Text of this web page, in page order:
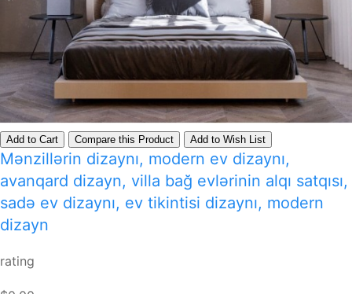
Add to Cart Compare this Product Add to Wish List
Mənzillərin dizaynı, modern ev dizaynı,
avanqard dizayn, villa bağ evlərinin alqı satqısı,
sadə ev dizaynı, ev tikintisi dizaynı, modern
dizayn
rating